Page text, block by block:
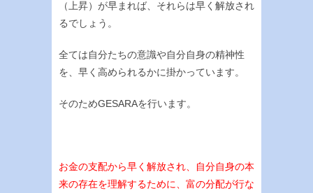
（上昇）が早まれば、それらは早く解放され
るでしょう。
全ては自分たちの意識や自分自身の精神性
を、早く高められるかに掛かっています。
そのためGESARAを行います。
お金の支配から早く解放され、自分自身の本
来の存在を理解するために、富の分配が行な